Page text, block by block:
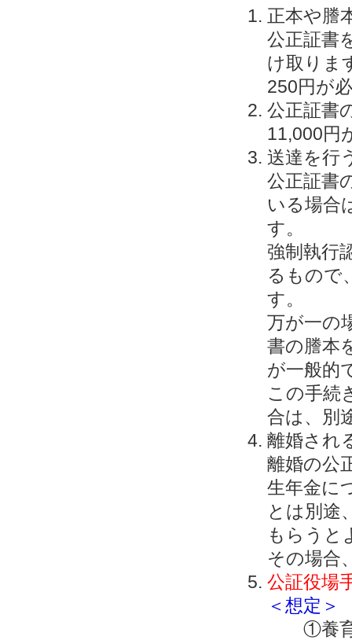
正本や謄
公正証書
け取りま
250円が
公正証書
11,000円
送達を行
公正証書
いる場合
す。
強制執行
るもので
す。
万が一の
書の謄本
が一般的
この手続
合は、別
離婚され
離婚の公
生年金に
とは別途
もらうと
その場合
公証役場
＜想定＞
①養育